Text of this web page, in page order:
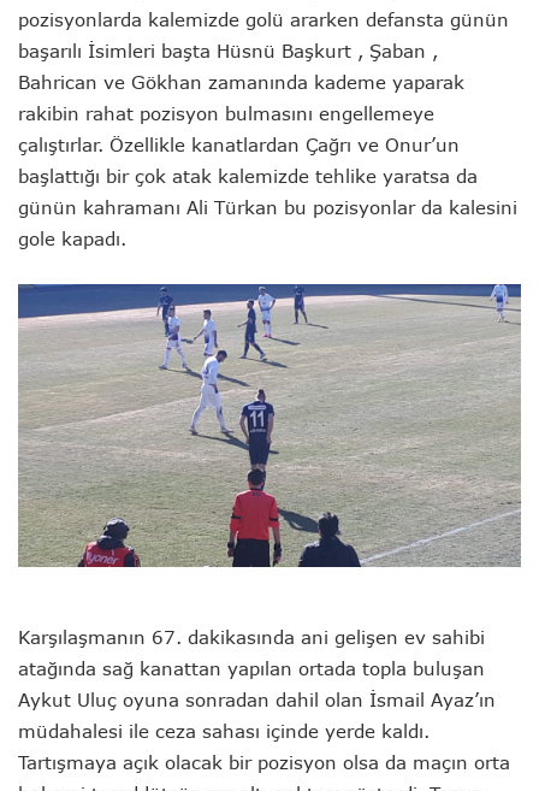
pozisyonlarda kalemizde golü ararken defansta günün
başarılı İsimleri başta Hüsnü Başkurt , Şaban ,
Bahrican ve Gökhan zamanında kademe yaparak
rakibin rahat pozisyon bulmasını engellemeye
çalıştırlar. Özellikle kanatlardan Çağrı ve Onur’un
başlattığı bir çok atak kalemizde tehlike yaratsa da
günün kahramanı Ali Türkan bu pozisyonlar da kalesini
gole kapadı.
Karşılaşmanın 67. dakikasında ani gelişen ev sahibi
atağında sağ kanattan yapılan ortada topla buluşan
Aykut Uluç oyuna sonradan dahil olan İsmail Ayaz’ın
müdahalesi ile ceza sahası içinde yerde kaldı.
Tartışmaya açık olacak bir pozisyon olsa da maçın orta